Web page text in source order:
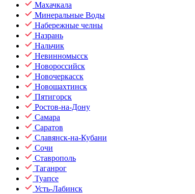
Махачкала
Минеральные Воды
Набережные челны
Назрань
Нальчик
Невинномысск
Новороссийск
Новочеркасск
Новошахтинск
Пятигорск
Ростов-на-Дону
Самара
Саратов
Славянск-на-Кубани
Сочи
Ставрополь
Таганрог
Туапсе
Усть-Лабинск